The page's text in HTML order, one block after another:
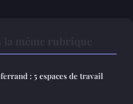
: 5 espaces de travail